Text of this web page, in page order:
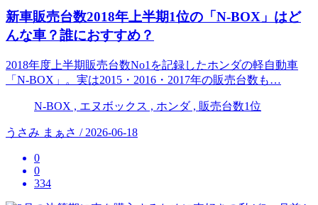
新車販売台数2018年上半期1位の「N-BOX」はど
んな車？誰におすすめ？
2018年度上半期販売台数No1を記録したホンダの軽自動車
「N-BOX」。実は2015・2016・2017年の販売台数も…
N‐BOX , エヌボックス , ホンダ , 販売台数1位
うさみ まぁさ / 2026-06-18
0
0
334